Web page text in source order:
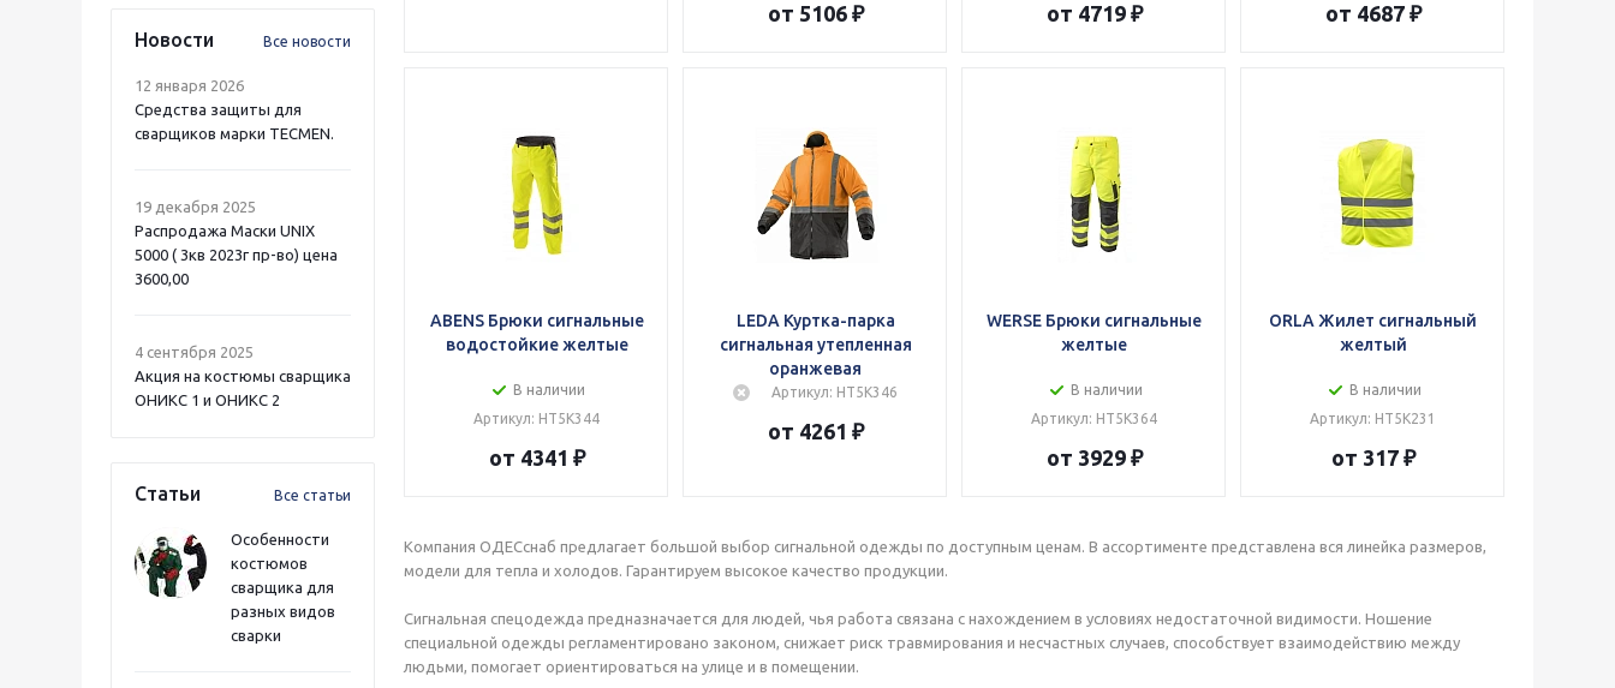
Новости Все новости
12 января 2026
Средства защиты для
сварщиков марки TECMEN.
19 декабря 2025
Распродажа Маски UNIX
5000 ( 3кв 2023г пр-во) цена
3600,00
4 сентября 2025
Акция на костюмы сварщика
ОНИКС 1 и ОНИКС 2
Статьи Все статьи
Особенности
костюмов
сварщика для
разных видов
сварки
от 5106 ₽ от 4719 ₽ от 4687 ₽
ABENS Брюки сигнальные
водостойкие желтые
В наличии
Артикул: HT5K344
от 4341 ₽
LEDA Куртка-парка
сигнальная утепленная
оранжевая
Артикул: HT5K346
от 4261 ₽
WERSE Брюки сигнальные
желтые
В наличии
Артикул: HT5K364
от 3929 ₽
ORLA Жилет сигнальный
желтый
В наличии
Артикул: HT5K231
от 317 ₽
Компания ОДЕСснаб предлагает большой выбор сигнальной одежды по доступным ценам. В ассортименте представлена вся линейка размеров,
модели для тепла и холодов. Гарантируем высокое качество продукции.
Сигнальная спецодежда предназначается для людей, чья работа связана с нахождением в условиях недостаточной видимости. Ношение
специальной одежды регламентировано законом, снижает риск травмирования и несчастных случаев, способствует взаимодействию между
людьми, помогает ориентироваться на улице и в помещении.